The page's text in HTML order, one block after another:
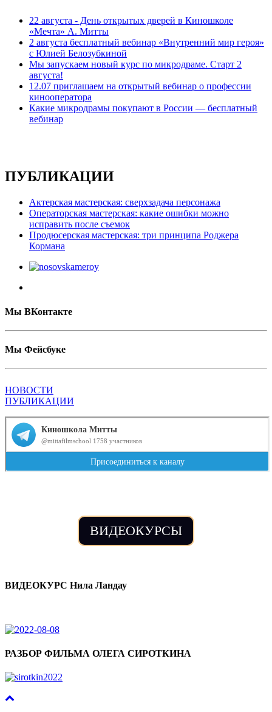
22 августа - День открытых дверей в Киношколе
«Мечта» А. Митты
2 августа бесплатный вебинар «Внутренний мир героя»
с Юлией Белозубкиной
Мы запускаем новый курс по микродраме. Старт 2
августа!
12.07 приглашаем на открытый вебинар о профессии
кинооператора
Какие микродрамы покупают в России — бесплатный
вебинар
ПУБЛИКАЦИИ
Актерская мастерская: сверхзадача персонажа
Операторская мастерская: какие ошибки можно
исправить после съемок
Продюсерская мастерская: три принципа Роджера
Кормана
Мы ВКонтакте
Мы Фейсбуке
НОВОСТИ
ПУБЛИКАЦИИ
ВИДЕОКУРСЫ
ВИДЕОКУРС Нила Ландау
РАЗБОР ФИЛЬМА ОЛЕГА СИРОТКИНА